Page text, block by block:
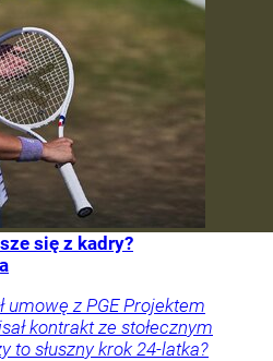
się z kadry?
umowę z PGE Projektem
kontrakt ze stołecznym
to słuszny krok 24-latka?